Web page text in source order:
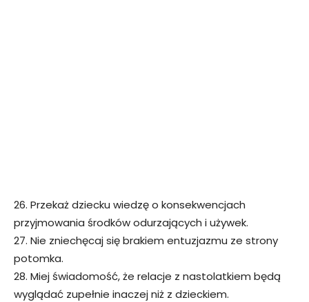
26. Przekaż dziecku wiedzę o konsekwencjach
przyjmowania środków odurzających i używek.
27. Nie zniechęcaj się brakiem entuzjazmu ze strony
potomka.
28. Miej świadomość, że relacje z nastolatkiem będą
wyglądać zupełnie inaczej niż z dzieckiem.